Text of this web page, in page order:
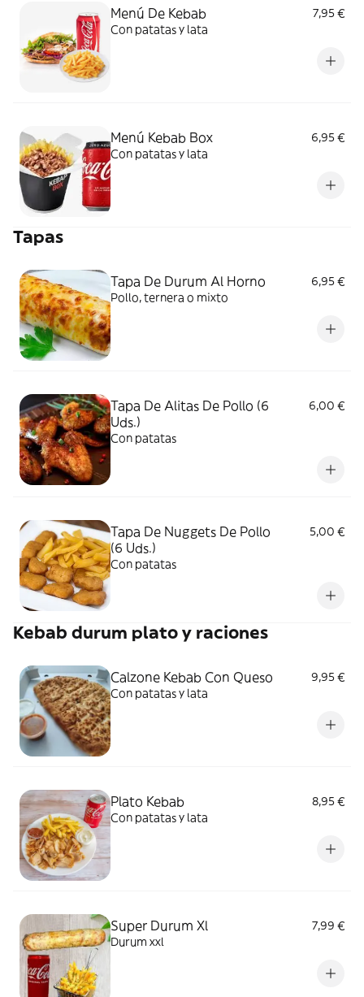
Menú De Kebab
7,95 €
Con patatas y lata
Menú Kebab Box
6,95 €
Con patatas y lata
Tapas
Tapa De Durum Al Horno
6,95 €
Pollo, ternera o mixto
Tapa De Alitas De Pollo (6
Uds.)
6,00 €
Con patatas
Tapa De Nuggets De Pollo
(6 Uds.)
5,00 €
Con patatas
Kebab durum plato y raciones
Calzone Kebab Con Queso
9,95 €
Con patatas y lata
Plato Kebab
8,95 €
Con patatas y lata
Super Durum Xl
7,99 €
Durum xxl